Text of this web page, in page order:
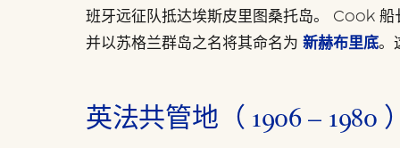
班牙远征队抵达埃斯皮里图桑托岛。 Cook 船
并以苏格兰群岛之名将其命名为 新赫布里底。
英法共管地（ 1906 – 1980 ）